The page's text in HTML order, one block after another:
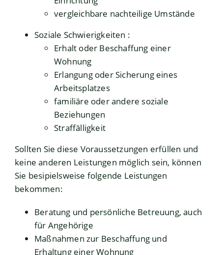
vergleichbare nachteilige Umstände
Soziale Schwierigkeiten :
Erhalt oder Beschaffung einer
Wohnung
Erlangung oder Sicherung eines
Arbeitsplatzes
familiäre oder andere soziale
Beziehungen
Straffälligkeit
Sollten Sie diese Voraussetzungen erfüllen und
keine anderen Leistungen möglich sein, können
Sie besipielsweise folgende Leistungen
bekommen:
Beratung und persönliche Betreuung, auch
für Angehörige
Maßnahmen zur Beschaffung und
Erhaltung einer Wohnung